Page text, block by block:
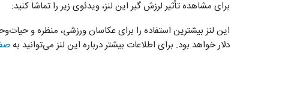
برای مشاهده تأثیر لرزش گیر این لنز، ویدئوی زیر را تماشا کنید:
دلار خواهد بود. برای اطلاعات بیشتر درباره این لنز می‌توانید به